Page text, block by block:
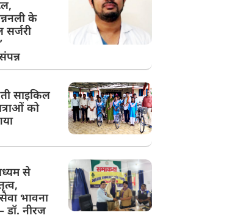
के
साइकिल
को
से
भावना
डॉ. नीरज